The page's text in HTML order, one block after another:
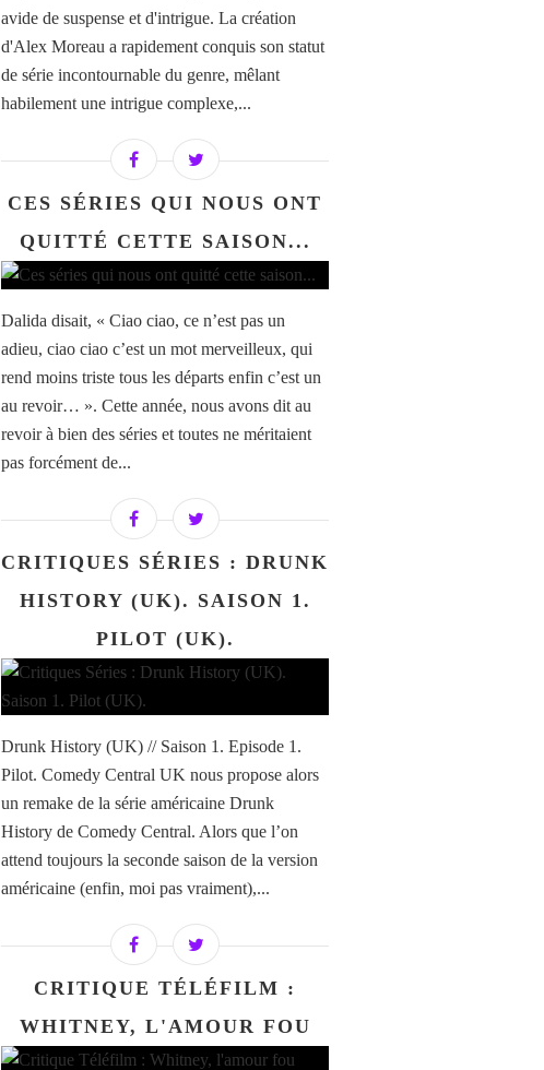
avide de suspense et d'intrigue. La création
d'Alex Moreau a rapidement conquis son statut
de série incontournable du genre, mêlant
habilement une intrigue complexe,...
CES SÉRIES QUI NOUS ONT
QUITTÉ CETTE SAISON...
Dalida disait, « Ciao ciao, ce n’est pas un
adieu, ciao ciao c’est un mot merveilleux, qui
rend moins triste tous les départs enfin c’est un
au revoir… ». Cette année, nous avons dit au
revoir à bien des séries et toutes ne méritaient
pas forcément de...
CRITIQUES SÉRIES : DRUNK
HISTORY (UK). SAISON 1.
PILOT (UK).
Drunk History (UK) // Saison 1. Episode 1.
Pilot. Comedy Central UK nous propose alors
un remake de la série américaine Drunk
History de Comedy Central. Alors que l’on
attend toujours la seconde saison de la version
américaine (enfin, moi pas vraiment),...
CRITIQUE TÉLÉFILM :
WHITNEY, L'AMOUR FOU